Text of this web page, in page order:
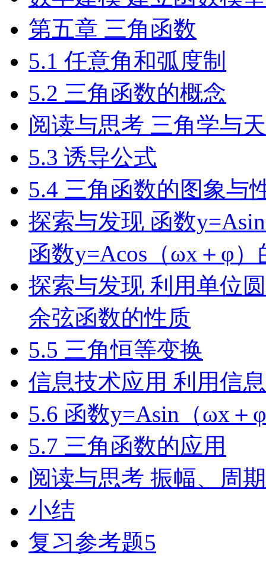
第五章 三角函数
5.1 任意角和弧度制
5.2 三角函数的概念
阅读与思考 三角学与
5.3 诱导公式
5.4 三角函数的图象与
探索与发现 函数
函数y=Acos（ωx＋φ）
探索与发现 利用单位
余弦函数的性质
5.5 三角恒等变换
信息技术应用 利用信
5.6 函数y=Asin（ωx＋
5.7 三角函数的应用
阅读与思考 振幅、周
小结
复习参考题5